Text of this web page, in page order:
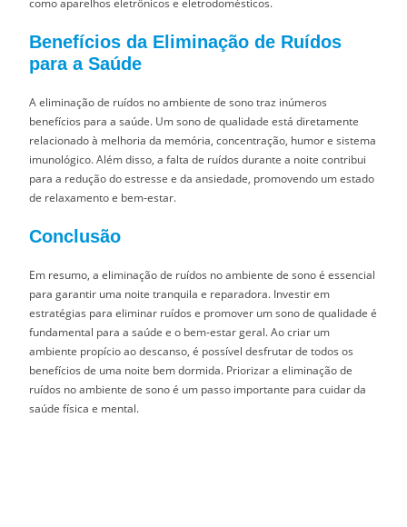
como aparelhos eletrônicos e eletrodomésticos.
Benefícios da Eliminação de Ruídos
para a Saúde
A eliminação de ruídos no ambiente de sono traz inúmeros
benefícios para a saúde. Um sono de qualidade está diretamente
relacionado à melhoria da memória, concentração, humor e sistema
imunológico. Além disso, a falta de ruídos durante a noite contribui
para a redução do estresse e da ansiedade, promovendo um estado
de relaxamento e bem-estar.
Conclusão
Em resumo, a eliminação de ruídos no ambiente de sono é essencial
para garantir uma noite tranquila e reparadora. Investir em
estratégias para eliminar ruídos e promover um sono de qualidade é
fundamental para a saúde e o bem-estar geral. Ao criar um
ambiente propício ao descanso, é possível desfrutar de todos os
benefícios de uma noite bem dormida. Priorizar a eliminação de
ruídos no ambiente de sono é um passo importante para cuidar da
saúde física e mental.